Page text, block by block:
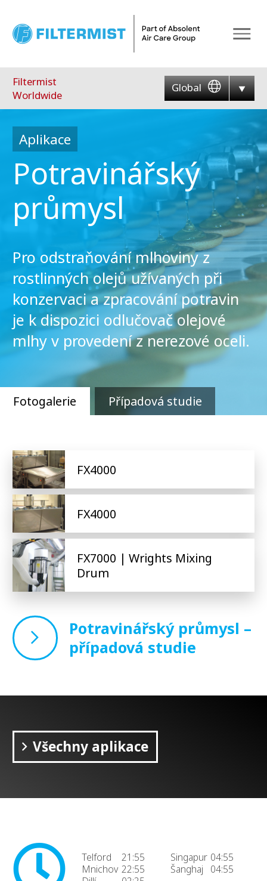
Filtermist
Worldwide
Global
Aplikace
Potravinářský
průmysl
Pro odstraňování mlhoviny z
rostlinných olejů užívaných při
konzervaci a zpracování potravin
je k dispozici odlučovač olejové
mlhy v provedení z nerezové oceli.
Fotogalerie Případová studie
FX4000
FX4000
FX7000 | Wrights Mixing
Drum
Potravinářský průmysl –
případová studie
Všechny aplikace
Telford
21:55
Mnichov 22:55
Singapur 04:55
Šanghaj
04:55